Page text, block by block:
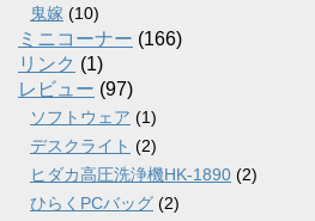
鬼嫁 (10)
ミニコーナー (166)
リンク (1)
レビュー (97)
ソフトウェア (1)
デスクライト (2)
ヒダカ高圧洗浄機HK-1890 (2)
ひらくPCバッグ (2)